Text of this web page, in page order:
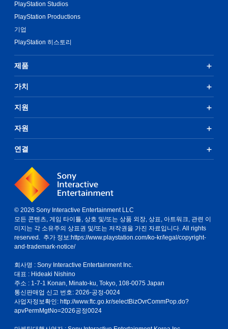
PlayStation Studios
PlayStation Productions
기업
PlayStation 히스토리
제품
가치
지원
자원
연결
© 2026 Sony Interactive Entertainment LLC
모든 콘텐츠, 게임 타이틀, 상호 및/또는 상품 외장, 상표, 아트워크, 관련 이
미지는 각 소유주의 상표권 및/또는 저작권을 가진 자료입니다. All rights
reserved. 추가 정보:https://www.playstation.com/ko-kr/legal/copyright-
and-trademark-notice/
회사명 : Sony Interactive Entertainment Inc.
대표 : Hideaki Nishino
주소 : 1-7-1 Konan, Minato-ku, Tokyo, 108-0075 Japan
통신판매업 신고 번호: 2026-공정-0024
사업자정보확인: http://www.ftc.go.kr/selectBizOvrCommPop.do?
apvPermMgtNo=2026공정0024